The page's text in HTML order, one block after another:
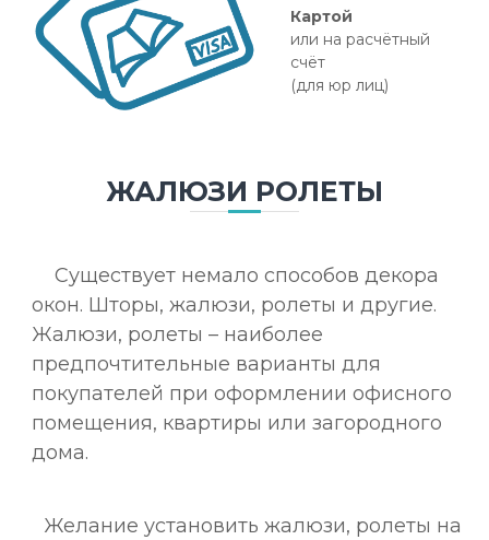
Картой
или на расчётный
счёт
(для юр лиц)
ЖАЛЮЗИ РОЛЕТЫ
Существует немало способов декора
окон. Шторы, жалюзи, ролеты и другие.
Жалюзи, ролеты – наиболее
предпочтительные варианты для
покупателей при оформлении офисного
помещения, квартиры или загородного
дома.
Желание установить жалюзи, ролеты на